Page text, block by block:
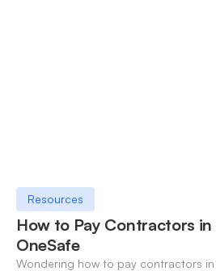
Resources
How to Pay Contractors
OneSafe
Wondering how to pay contractors